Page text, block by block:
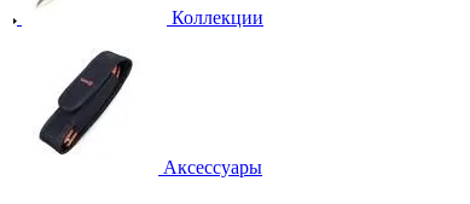
Коллекции
Аксессуары